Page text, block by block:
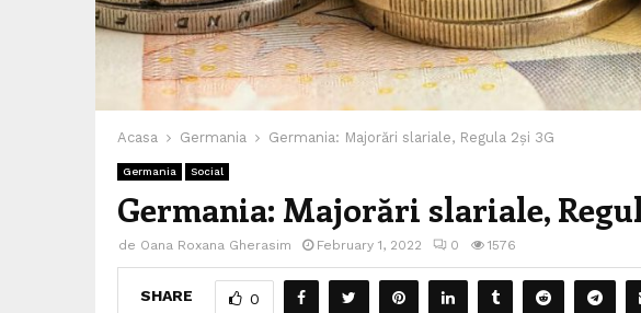
Acasa Germania Germania: Majorări slariale, Regula 2și 3G
Germania Social
Germania: Majorări slariale,
de Oana Roxana Gherasim February 1, 2022 0 1576
SHARE 0